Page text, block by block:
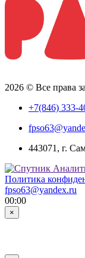
2026 © Все права
+7(846) 333-
443071, г.
Политика
fpso63@yandex.ru
00:00
×